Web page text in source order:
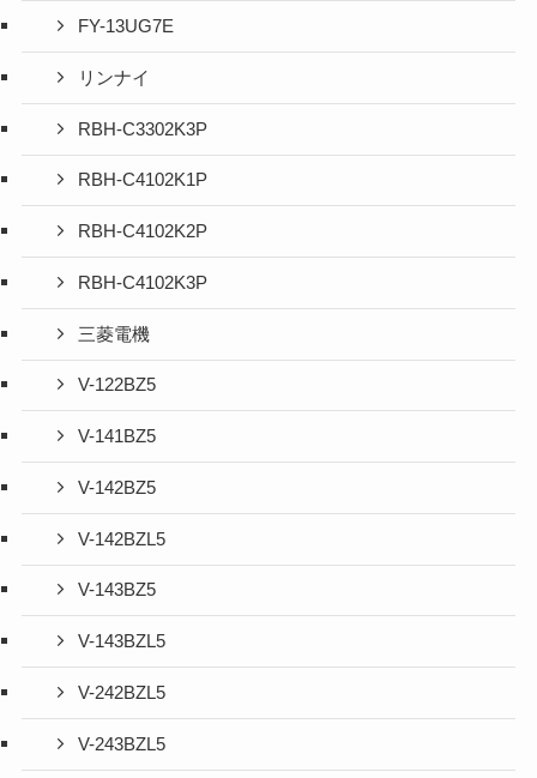
FY-13UG7E
リンナイ
RBH-C3302K3P
RBH-C4102K1P
RBH-C4102K2P
RBH-C4102K3P
三菱電機
V-122BZ5
V-141BZ5
V-142BZ5
V-142BZL5
V-143BZ5
V-143BZL5
V-242BZL5
V-243BZL5